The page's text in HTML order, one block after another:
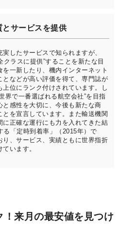
とサービスを提供
したサービスで知られますが、
ラスに提供”することを新たな目
一新したり、機内インターネット
などが高い評価を得て、専門誌が
位にランク付けされています。し
界で一番選ばれる航空会社”を目指
と感性を大切に、今後も新たな商
を宣言しています。また輸送機関
正確な運行にも力を入れてきた結
「定時到着率」（2015年）で
、サービス、実績ともに世界指折
います。
来月の最安値を見つけ